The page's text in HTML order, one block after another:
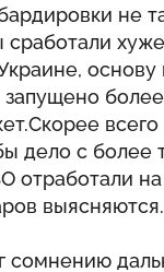
не
дело с
отработали
сомнению